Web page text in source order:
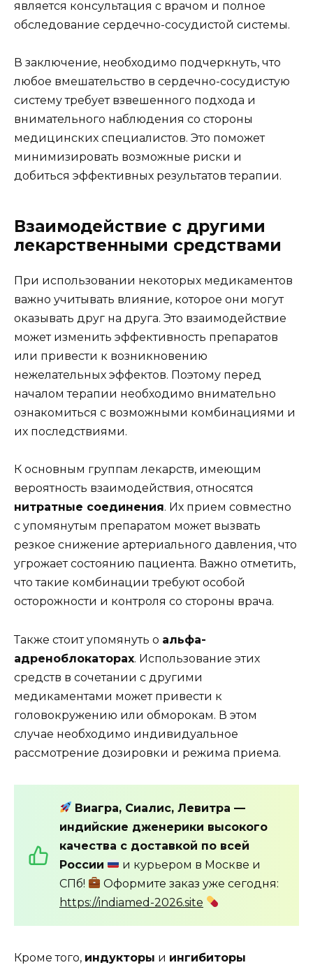
является консультация с врачом и полное
обследование сердечно-сосудистой системы.
В заключение, необходимо подчеркнуть, что
любое вмешательство в сердечно-сосудистую
систему требует взвешенного подхода и
внимательного наблюдения со стороны
медицинских специалистов. Это поможет
минимизировать возможные риски и
добиться эффективных результатов терапии.
Взаимодействие с другими
лекарственными средствами
При использовании некоторых медикаментов
важно учитывать влияние, которое они могут
оказывать друг на друга. Это взаимодействие
может изменить эффективность препаратов
или привести к возникновению
нежелательных эффектов. Поэтому перед
началом терапии необходимо внимательно
ознакомиться с возможными комбинациями и
их последствиями.
К основным группам лекарств, имеющим
вероятность взаимодействия, относятся
нитратные соединения. Их прием совместно
с упомянутым препаратом может вызвать
резкое снижение артериального давления, что
угрожает состоянию пациента. Важно отметить,
что такие комбинации требуют особой
осторожности и контроля со стороны врача.
Также стоит упомянуть о альфа-
адреноблокаторах. Использование этих
средств в сочетании с другими
медикаментами может привести к
головокружению или обморокам. В этом
случае необходимо индивидуальное
рассмотрение дозировки и режима приема.
Виагра, Сиалис, Левитра —
индийские дженерики высокого
качества с доставкой по всей
России
и курьером в Москве и
СПб!
Оформите заказ уже сегодня:
https://indiamed-2026.site
Кроме того, индукторы и ингибиторы